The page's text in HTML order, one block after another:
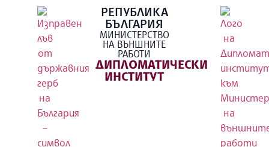
РЕПУБЛИКА
БЪЛГАРИЯ
МИНИСТЕРСТВО
НА ВЪНШНИТЕ
РАБОТИ
ДИПЛОМАТИЧЕСКИ
ИНСТИТУТ